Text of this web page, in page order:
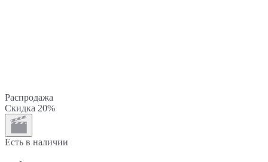
Распродажа
Скидка 20%
Есть в наличии